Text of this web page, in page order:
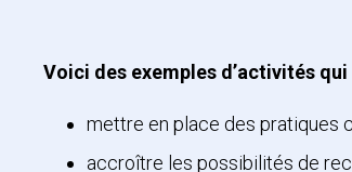
Voici des exemples d’activités
mettre en place des pratiques
accroître les possibilités de